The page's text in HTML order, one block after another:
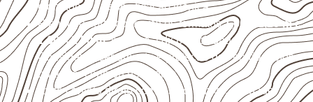
montagem e especificação técnica.
Planeje o corte conforme os formatos1,60 × 2,20 m e
1,60 × 2,50 m, sujeitos à disponibilidade.
Considere acabamento e proteção das bordas após
qualquer corte ou usinagem.
Evite contato direto com o solo, chuva, umidade